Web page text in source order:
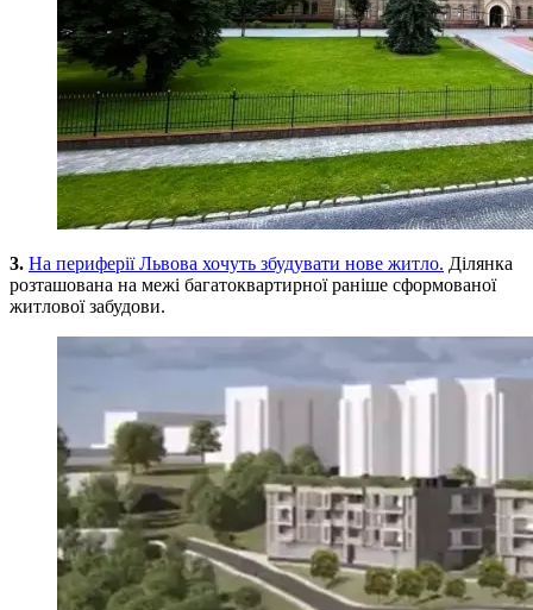
3. На периферії Львова хочуть збудувати нове житло. Ділянка
розташована на межі багатоквартирної раніше сформованої
житлової забудови.